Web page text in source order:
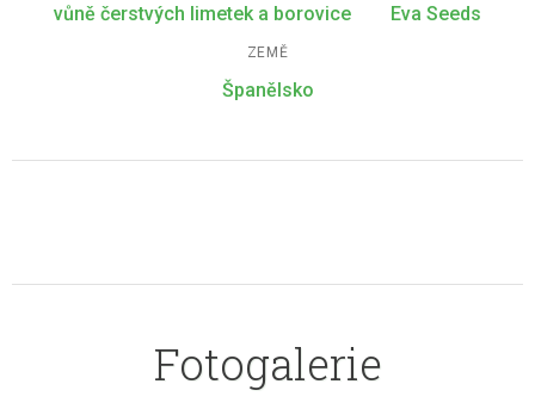
vůně čerstvých limetek a borovice Eva Seeds
ZEMĚ
Španělsko
Fotogalerie